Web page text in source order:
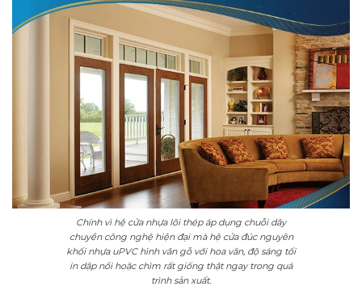
Chính vì hệ cửa nhựa lõi thép áp dụng chuỗi dây
chuyền công nghệ hiện đại mà hệ cửa đúc nguyên
khối nhựa uPVC hình vân gỗ với hoa văn, độ sáng tối
in dập nổi hoặc chìm rất giống thật ngay trong quá
trình sản xuất.